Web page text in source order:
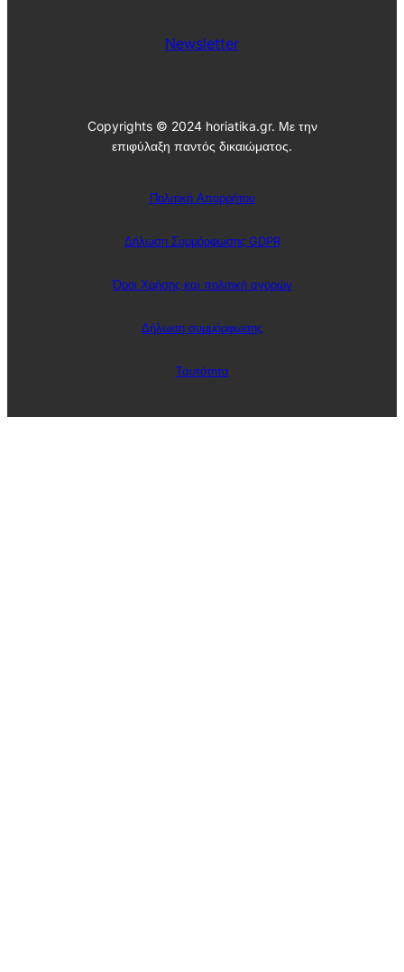
Newsletter
Copyrights © 2024 horiatika.gr. Με την
επιφύλαξη παντός δικαιώματος.
Πολιτική Απορρήτου
Δήλωση Συμμόρφωσης GDPR
Όροι Χρήσης και πολιτική αγορών
Δήλωση συμμόρφωσης
Ταυτότητα